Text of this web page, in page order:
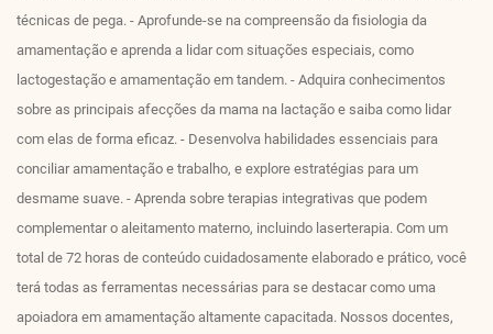
técnicas de pega. - Aprofunde-se na compreensão da fisiologia da
amamentação e aprenda a lidar com situações especiais, como
lactogestação e amamentação em tandem. - Adquira conhecimentos
sobre as principais afecções da mama na lactação e saiba como lidar
com elas de forma eficaz. - Desenvolva habilidades essenciais para
conciliar amamentação e trabalho, e explore estratégias para um
desmame suave. - Aprenda sobre terapias integrativas que podem
complementar o aleitamento materno, incluindo laserterapia. Com um
total de 72 horas de conteúdo cuidadosamente elaborado e prático, você
terá todas as ferramentas necessárias para se destacar como uma
apoiadora em amamentação altamente capacitada. Nossos docentes,